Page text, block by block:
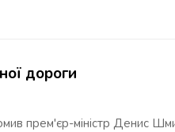
дороги
прем'єр-міністр Денис